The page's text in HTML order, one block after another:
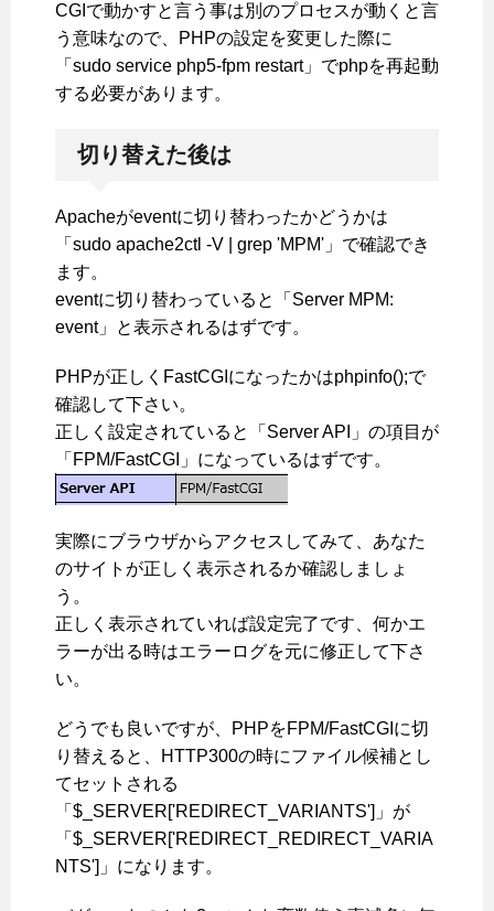
CGIで動かすと言う事は別のプロセスが動くと言
う意味なので、PHPの設定を変更した際に
「sudo service php5-fpm restart」でphpを再起動
する必要があります。
切り替えた後は
Apacheがeventに切り替わったかどうかは
「sudo apache2ctl -V | grep 'MPM'」で確認でき
ます。
eventに切り替わっていると「Server MPM:
event」と表示されるはずです。
PHPが正しくFastCGIになったかはphpinfo();で
確認して下さい。
正しく設定されていると「Server API」の項目が
「FPM/FastCGI」になっているはずです。
実際にブラウザからアクセスしてみて、あなた
のサイトが正しく表示されるか確認しましょ
う。
正しく表示されていれば設定完了です、何かエ
ラーが出る時はエラーログを元に修正して下さ
い。
どうでも良いですが、PHPをFPM/FastCGIに切
り替えると、HTTP300の時にファイル候補とし
てセットされる
「$_SERVER['REDIRECT_VARIANTS']」が
「$_SERVER['REDIRECT_REDIRECT_VARIA
NTS']」になります。